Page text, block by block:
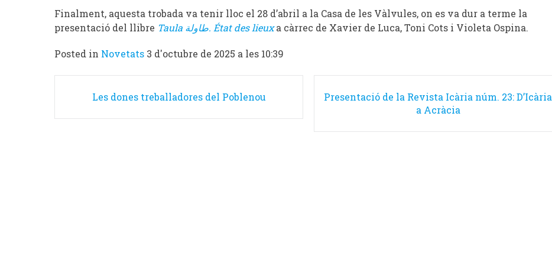
Finalment, aquesta trobada va tenir lloc el 28 d’abril a la Casa de les Vàlvules, on es va dur a terme la
presentació del llibre
Taula طاولة. État des lieuxa càrrec de Xavier de Luca, Toni Cots i Violeta Ospina.
Posted in Novetats 3 d'octubre de 2025 a les 10:39
navigation
Les dones treballadores del Poblenou
Presentació de la Revista Icària núm. 23: D’Icària
a Acràcia